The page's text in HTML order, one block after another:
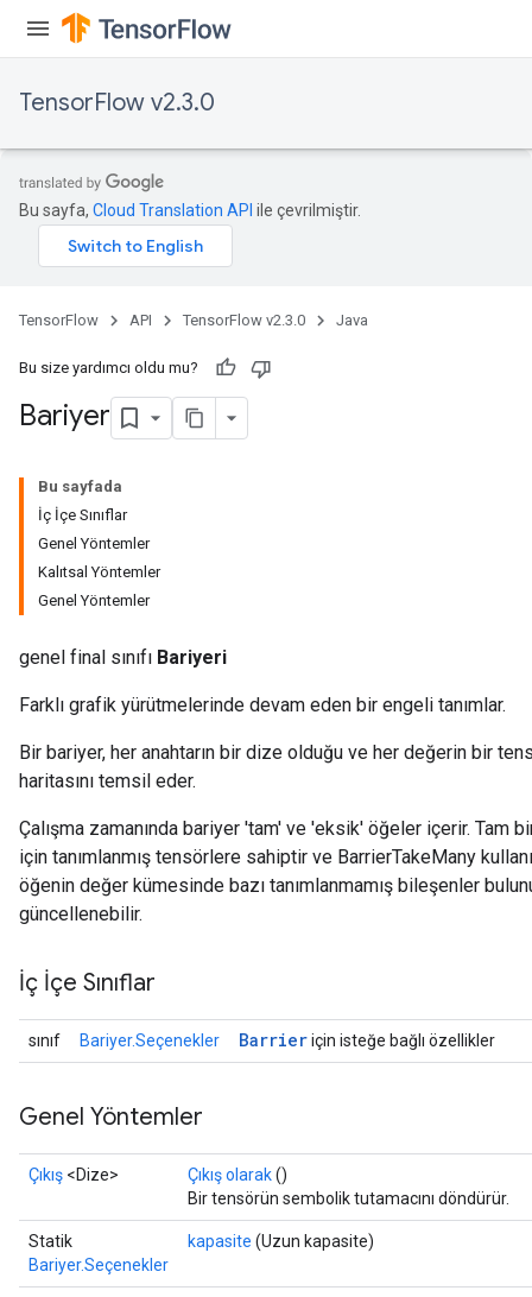
TensorFlow v2.3.0
Bu sayfa, Cloud Translation API ile çevrilmiştir.
TensorFlow API TensorFlow v2.3.0 Java
Bu size yardımcı oldu mu?
Bariyer
Bu sayfada
İç İçe Sınıflar
Genel Yöntemler
Kalıtsal Yöntemler
Genel Yöntemler
genel final sınıfı Bariyeri
Farklı grafik yürütmelerinde devam eden bir engeli tanımlar.
Bir bariyer, her anahtarın bir dize olduğu ve her değerin bir
haritasını temsil eder.
Çalışma zamanında bariyer 'tam' ve 'eksik' öğeler içerir. Tam
için tanımlanmış tensörlere sahiptir ve BarrierTakeMany
öğenin değer kümesinde bazı tanımlanmamış bileşenler
güncellenebilir.
İç İçe Sınıflar
sınıf Bariyer.Seçenekler Barrieriçin isteğe bağlı özellikler
Genel Yöntemler
Çıkış <Dize> Çıkış olarak()
Bir tensörün sembolik tutamacını döndürür.
Statik
Bariyer.Seçenekler
kapasite (Uzun kapasite)